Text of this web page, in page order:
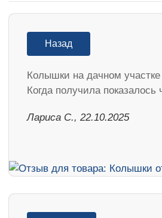
Назад
Колышки на дачном
Когда получила показалось
Лариса С., 22.10.2025